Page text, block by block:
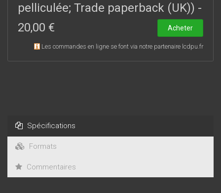
tout en exprimant d’autre part des interrogations et des
inquiétudes profondes concernant la modernisation,
l’internationalisation et la standardisation de la culture
irlandaise. John McGahern, Edna O’Brien, Patrick McCabe ou
Dermot Bolger comptent parmi les meilleurs chroniqueurs de
ces évolutions. Cependant une nouvelle génération de
pelliculée; Trade paperback (UK)) -
20,00 €
Acheter
Les commandes en ligne se font via notre partenaire lcdpu.fr
Spécifications
Formats
Commentaires